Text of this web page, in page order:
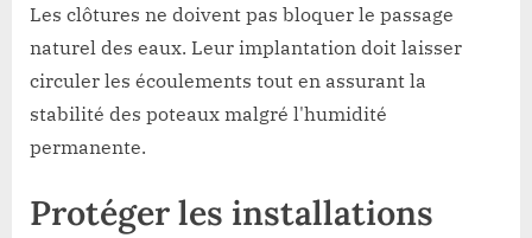
Les clôtures ne doivent pas bloquer le passage
naturel des eaux. Leur implantation doit laisser
circuler les écoulements tout en assurant la
stabilité des poteaux malgré l'humidité
permanente.
Protéger les installations